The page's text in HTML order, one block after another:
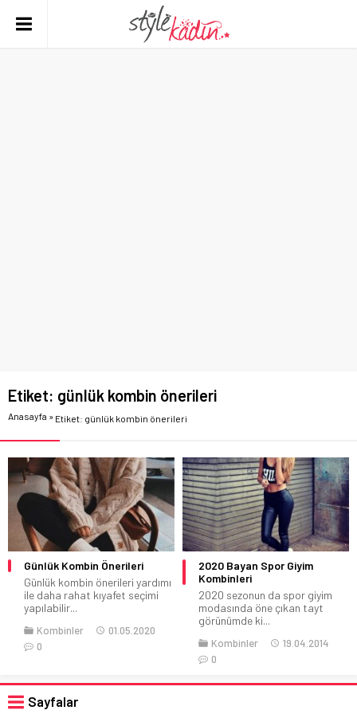
Etiket: günlük kombin önerileri
Anasayfa » Etiket: günlük kombin önerileri
Günlük Kombin Önerileri
Günlük kombin önerileri yardımı
ile daha rahat kıyafet seçimi
yapılabilir...
Kombinler
01.05.2020
0
2020 Bayan Spor Giyim
Kombinleri
2020 sezonun da spor giyim
modasında öne çıkan tayt
görünümde ki...
Kombinler
19.04.2014
0
Sayfalar